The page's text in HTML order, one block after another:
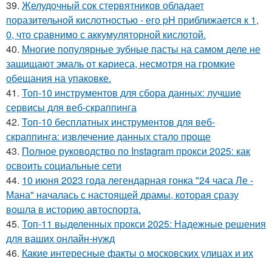
39. Желудочный сок стервятников обладает
поразительной кислотностью - его pH приближается к 1,
0, что сравнимо с аккумуляторной кислотой.
40. Многие популярные зубные пасты на самом деле не
защищают эмаль от кариеса, несмотря на громкие
обещания на упаковке.
41. Топ-10 инструментов для сбора данных: лучшие
сервисы для веб-скраппинга
42. Топ-10 бесплатных инструментов для веб-
скраппинга: извлечение данных стало проще
43. Полное руководство по Instagram прокси 2025: как
освоить социальные сети
44. 10 июня 2023 года легендарная гонка "24 часа Ле -
Мана" началась с настоящей драмы, которая сразу
вошла в историю автоспорта.
45. Топ-11 выделенных прокси 2025: Надежные решения
для ваших онлайн-нужд
46. Какие интересные факты о московских улицах и их